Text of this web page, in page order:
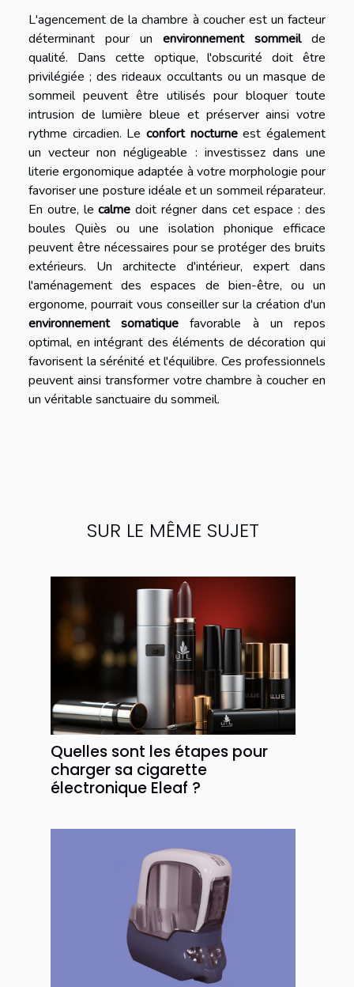
L'agencement de la chambre à coucher est un facteur
déterminant pour un environnement sommeilde
qualité. Dans cette optique, l'obscurité doit être
privilégiée ; des rideaux occultants ou un masque de
sommeil peuvent être utilisés pour bloquer toute
intrusion de lumière bleue et préserver ainsi votre
rythme circadien. Le confort nocturneest également
un vecteur non négligeable : investissez dans une
literie ergonomique adaptée à votre morphologie pour
favoriser une posture idéale et un sommeil réparateur.
En outre, lecalme doit régner dans cet espace : des
boules Quiès ou une isolation phonique efficace
peuvent être nécessaires pour se protéger des bruits
extérieurs. Un architecte d'intérieur, expert dans
l'aménagement des espaces de bien-être, ou un
ergonome, pourrait vous conseiller sur la création d'un
environnement somatique favorable à un repos
optimal, en intégrant des éléments de décoration qui
favorisent la sérénité et l'équilibre. Ces professionnels
peuvent ainsi transformer votre chambre à coucher en
un véritable sanctuaire du sommeil.
SUR LE MÊME SUJET
Quelles sont les étapes pour
charger sa cigarette
électronique Eleaf ?